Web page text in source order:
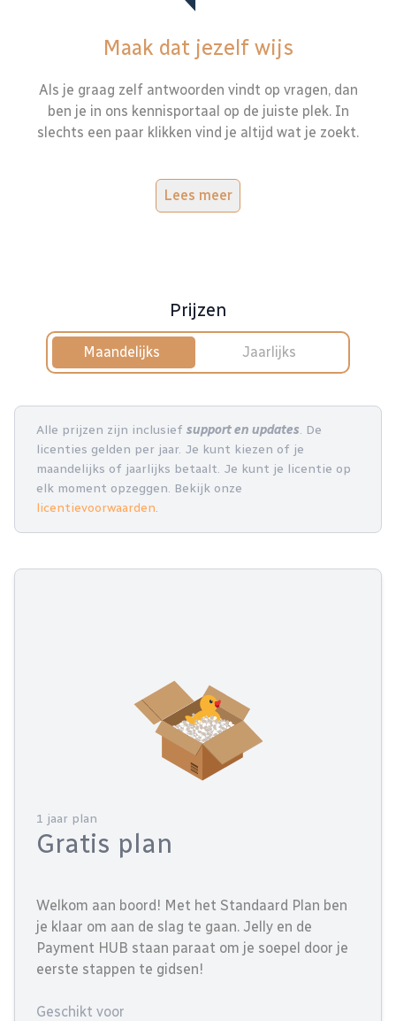
Maak dat jezelf wijs
Als je graag zelf antwoorden vindt op vragen, dan
ben je in ons kennisportaal op de juiste plek. In
slechts een paar klikken vind je altijd wat je zoekt.
Lees meer
Prijzen
Maandelijks Jaarlijks
Alle prijzen zijn inclusief support en updates. De
licenties gelden per jaar. Je kunt kiezen of je
maandelijks of jaarlijks betaalt. Je kunt je licentie op
elk moment opzeggen. Bekijk onze
licentievoorwaarden.
1 jaar plan
Gratis plan
Welkom aan boord! Met het Standaard Plan ben
je klaar om aan de slag te gaan. Jelly en de
Payment HUB staan paraat om je soepel door je
eerste stappen te gidsen!
Geschikt voor